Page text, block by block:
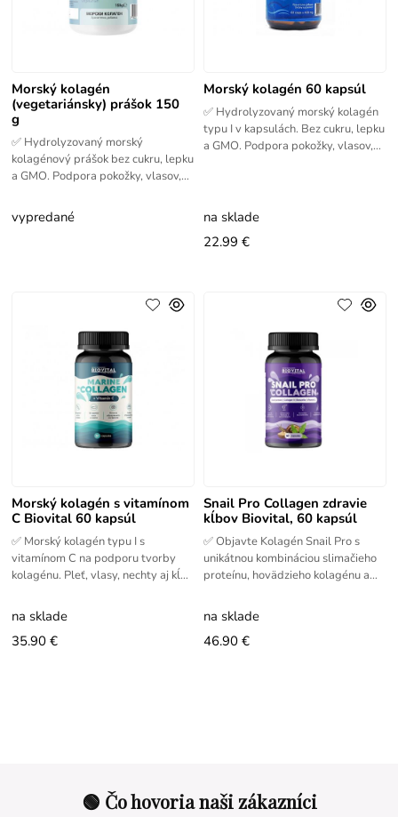
Morský kolagén
(vegetariánsky) prášok 150
g
✅ Hydrolyzovaný morský
kolagénový prášok bez cukru, lepku
a GMO. Podpora pokožky, vlasov,
vypredané
Morský kolagén 60 kapsúl
✅ Hydrolyzovaný morský kolagén
typu I v kapsulách. Bez cukru, lepku
a GMO. Podpora pokožky, vlasov,
na sklade
22.99 €
Morský kolagén s vitamínom
C Biovital 60 kapsúl
✅ Morský kolagén typu I s
vitamínom C na podporu tvorby
kolagénu. Pleť, vlasy, nechty aj kĺby
na sklade
35.90 €
Snail Pro Collagen zdravie
kĺbov Biovital, 60 kapsúl
✅ Objavte Kolagén Snail Pro s
unikátnou kombináciou slimačieho
proteínu, hovädzieho kolagénu a
a regeneráciu tkanív.
na sklade
46.90 €
🟢 Čo hovoria naši zákazníci